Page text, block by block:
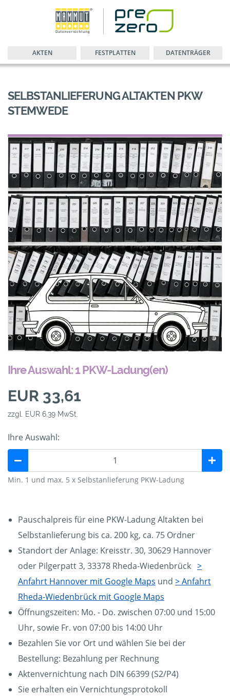
AKTEN FESTPLATTEN DATENTRÄGER
SELBSTANLIEFERUNG ALTAKTEN PKW
STEMWEDE
Ihre Auswahl: 1 PKW-Ladung(en)
EUR 33,61
zzgl. EUR 6,39 MwSt.
Ihre Auswahl:
Min. 1 und max. 5 x Selbstanlieferung PKW-Ladung
Pauschalpreis für eine PKW-Ladung Altakten bei
Selbstanlieferung bis ca. 200 kg, ca. 75 Ordner
Standort der Anlage: Kreisstr. 30, 30629 Hannover
oder Pilgerpatt 3, 33378 Rheda-Wiedenbrück >
Anfahrt Hannover mit Google Maps und > Anfahrt
Rheda-Wiedenbrück mit Google Maps
Öffnungszeiten: Mo. - Do. zwischen 07:00 und 15:00
Uhr, sowie Fr. von 07:00 bis 14:00 Uhr
Bezahlen Sie vor Ort und wählen Sie bei der
Bestellung: Bezahlung per Rechnung
Aktenvernichtung nach DIN 66399 (S2/P4)
Sie erhalten ein Vernichtungsprotokoll